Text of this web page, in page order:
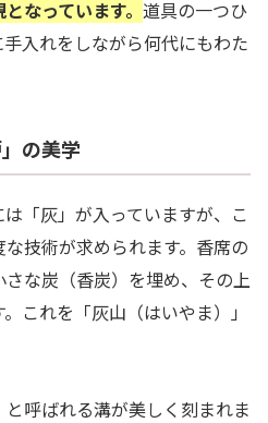
なっています。 道具の一つひ
入れをしながら何代にもわた
の美学
「灰」が入っていますが、こ
技術が求められます。香席の
な炭（香炭）を埋め、その上
これを「灰山（はいやま）」
呼ばれる溝が美しく刻まれま